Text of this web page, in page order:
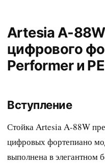
Artesia A-
цифрового
Performer и
Вступление
Стойка Artesia A-88W
цифровых фортепиано
выполнена в элегантном